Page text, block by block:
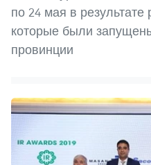
по 24 мая в
которые были
провинции